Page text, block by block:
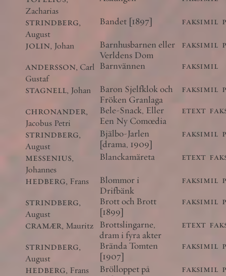
Zacharias
strindberg,
August
Bandet [1897] faksimil
jolin, Johan
Barnhusbarnen eller
Verldens Dom
faksimil
andersson, Carl
Gustaf
Barnvännen faksimil
stagnell, Johan
Baron Sjelfklok och
Fröken Granlaga
faksimil
chronander,
Jacobus Petri
Bele-Snack, Eller
Een Ny Comœdia
etext
strindberg,
August
Bjälbo-Jarlen
[drama, 1909]
faksimil
messenius,
Johannes
Blanckamäreta etext
hedberg, Frans
Blommor i
Drifbänk
faksimil
strindberg,
August
Brott och Brott
[1899]
faksimil
cramær, Mauritz
Brottslingarne,
dram i fyra akter
etext
strindberg,
August
Brända Tomten
[1907]
faksimil
hedberg, Frans
Brölloppet på
faksimil